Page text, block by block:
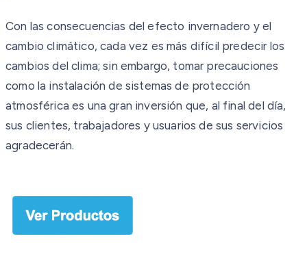
Con las consecuencias del efecto invernadero y el
cambio climático, cada vez es más difícil predecir los
cambios del clima; sin embargo, tomar precauciones
como la instalación de sistemas de protección
atmosférica es una gran inversión que, al final del día,
sus clientes, trabajadores y usuarios de sus servicios
agradecerán.